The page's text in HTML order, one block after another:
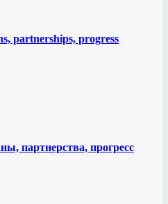
partnerships, progress
партнерства, прогресс